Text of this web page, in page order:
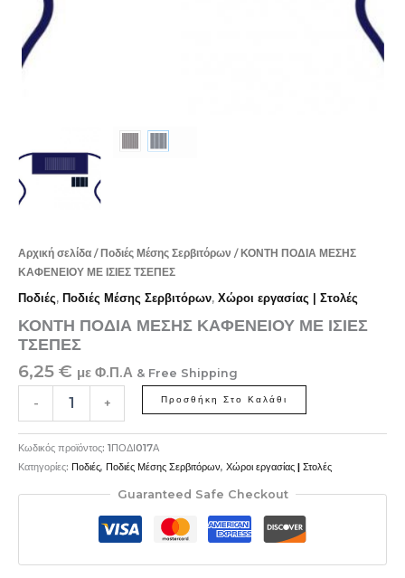
Αρχική σελίδα / Ποδιές Μέσης Σερβιτόρων / ΚΟΝΤΗ ΠΟΔΙΑ ΜΕΣΗΣ
ΚΑΦΕΝΕΙΟΥ ΜΕ ΙΣΙΕΣ ΤΣΕΠΕΣ
Ποδιές, Ποδιές Μέσης Σερβιτόρων, Χώροι εργασίας | Στολές
ΚΟΝΤΗ ΠΟΔΙΑ ΜΕΣΗΣ ΚΑΦΕΝΕΙΟΥ ΜΕ ΙΣΙΕΣ
ΤΣΕΠΕΣ
6,25 € με Φ.Π.Α & Free Shipping
- + Προσθήκη Στο Καλάθι
Κωδικός προϊόντος: 1ΠΟΔΙ017Α
Κατηγορίες: Ποδιές, Ποδιές Μέσης Σερβιτόρων, Χώροι εργασίας | Στολές
Guaranteed Safe Checkout